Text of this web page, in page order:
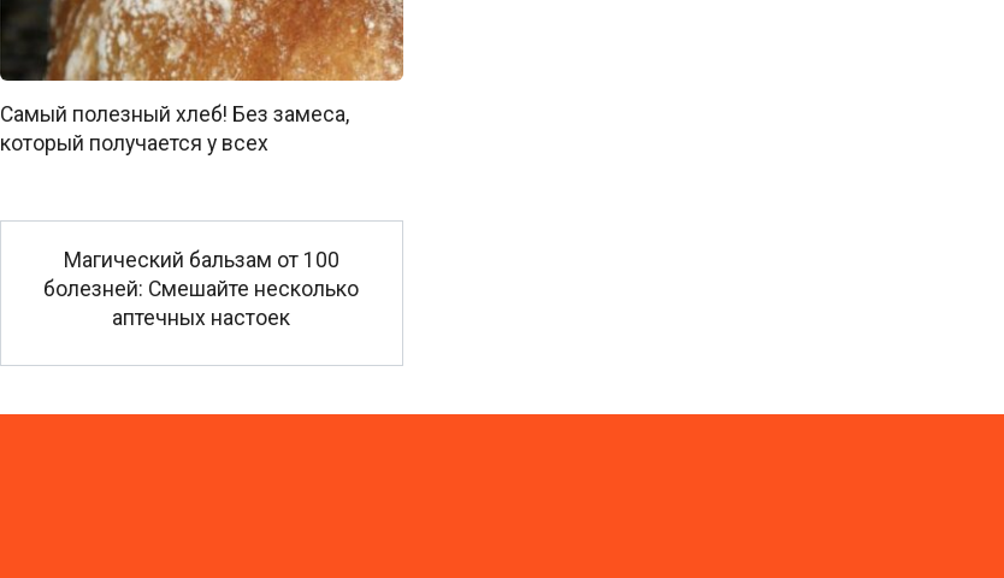
Самый полезный хлеб! Без замеса,
который получается у всех
Магический бальзам от 100
болезней: Смешайте несколько
аптечных настоек